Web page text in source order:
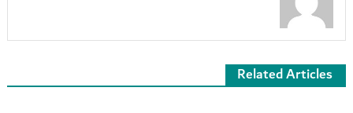
Related Articles